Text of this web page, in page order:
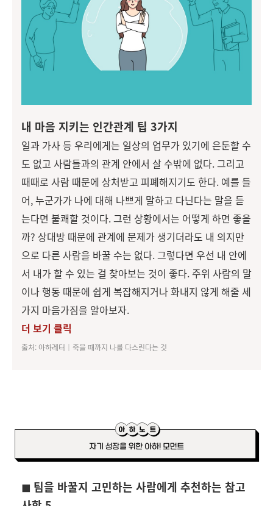
내 마음 지키는 인간관계 팁 3가지
일과 가사 등 우리에게는 일상의 업무가 있기에 은둔할 수
도 없고 사람들과의 관계 안에서 살 수밖에 없다. 그리고
때때로 사람 때문에 상처받고 피폐해지기도 한다. 예를 들
어, 누군가가 나에 대해 나쁘게 말하고 다닌다는 말을 듣
는다면 불쾌할 것이다. 그런 상황에서는 어떻게 하면 좋을
까? 상대방 때문에 관계에 문제가 생기더라도 내 의지만
으로 다른 사람을 바꿀 수는 없다. 그렇다면 우선 내 안에
서 내가 할 수 있는 걸 찾아보는 것이 좋다. 주위 사람의 말
이나 행동 때문에 쉽게 복잡해지거나 화내지 않게 해줄 세
가지 마음가짐을 알아보자.
더 보기 클릭
출처: 아하레터│죽을 때까지 나를 다스린다는 것
◼ 팀을 바꿀지 고민하는 사람에게 추천하는 참고